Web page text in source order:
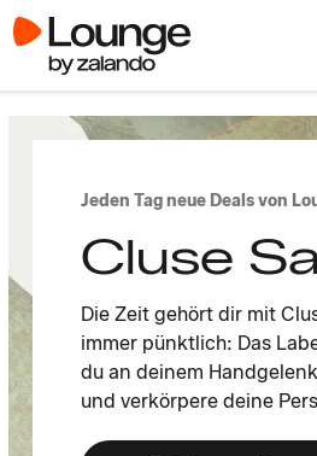
Jeden Tag neue Deals von
Cluse
Die Zeit gehört dir mit
immer pünktlich: Das
du an deinem
und verkörpere deine